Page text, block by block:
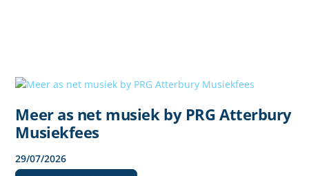
Meer as net musiek by PRG Atterbury
Musiekfees
29/07/2026